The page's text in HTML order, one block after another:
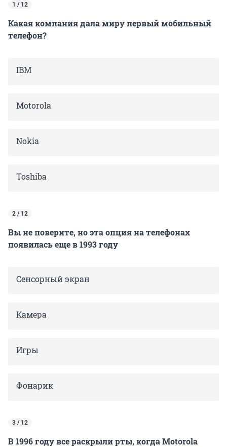
1 / 12
Какая компания дала миру первый мобильный
телефон?
IBM
Motorola
Nokia
Toshiba
2 / 12
Вы не поверите, но эта опция на телефонах
появилась еще в 1993 году
Сенсорный экран
Камера
Игры
Фонарик
3 / 12
В 1996 году все раскрыли рты, когда Motorola